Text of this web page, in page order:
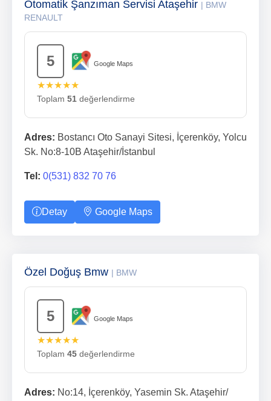
Otomatik Şanzıman Servisi Ataşehir | BMW
RENAULT
5 Google Maps
★★★★★
Toplam 51 değerlendirme
Adres: Bostancı Oto Sanayi Sitesi, İçerenköy, Yolcu
Sk. No:8-10B Ataşehir/İstanbul
Tel: 0(531) 832 70 76
Detay Google Maps
Özel Doğuş Bmw | BMW
5 Google Maps
★★★★★
Toplam 45 değerlendirme
Adres: No:14, İçerenköy, Yasemin Sk. Ataşehir/